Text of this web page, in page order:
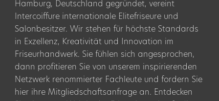
Hamburg, Deutschland gegründet, vereint
Intercoiffure internationale Elitefriseure und
Salonbesitzer. Wir stehen für höchste Standards
in Exzellenz, Kreativität und Innovation im
Friseurhandwerk. Sie fühlen sich angesprochen,
dann profitieren Sie von unserem inspirierenden
Netzwerk renommierter Fachleute und fordern Sie
hier ihre Mitgliedschaftsanfrage an. Entdecken